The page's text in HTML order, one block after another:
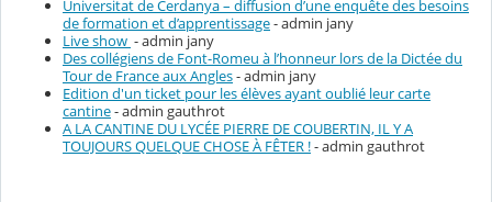
Universitat de Cerdanya – diffusion d’une enquête des besoins
de formation et d’apprentissage- admin jany
Live show - admin jany
Des collégiens de Font-Romeu à l’honneur lors de la Dictée du
Tour de France aux Angles- admin jany
Edition d'un ticket pour les élèves ayant oublié leur carte
cantine- admin gauthrot
A LA CANTINE DU LYCÉE PIERRE DE COUBERTIN, IL Y A
TOUJOURS QUELQUE CHOSE À FÊTER !- admin gauthrot